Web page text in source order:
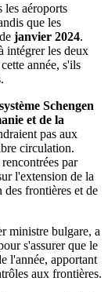
les aéroports
que les
janvier 2024.
intégrer les deux
année, s'ils
Schengen
et de la
pas aux
circulation.
par
l'extension de la
des frontières et de
ministre bulgare, a
s'assurer que le
l'année, apportant
aux frontières.